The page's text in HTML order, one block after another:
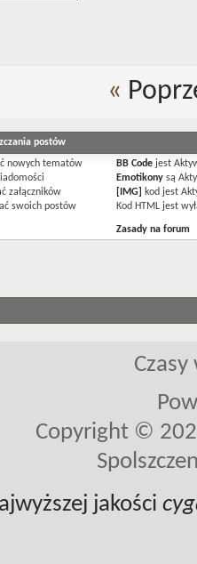
«
postów
nowych tematów
załączników
swoich postów
BB Codejest
Emotikonysą
[IMG] kod jest
Kod HTML jest
Zasady na forum
Copyright ©
jakości